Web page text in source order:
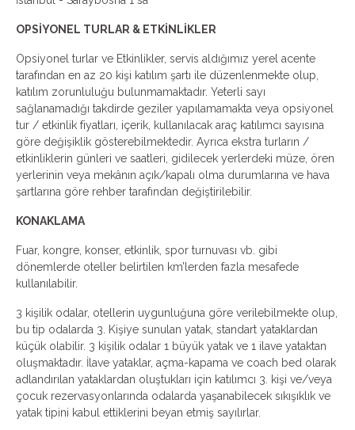
OPSİYONEL TURLAR & ETKİNLİKLER
Opsiyonel turlar ve Etkinlikler, servis aldığımız yerel acente
tarafından en az 20 kişi katılım şartı ile düzenlenmekte olup,
katılım zorunluluğu bulunmamaktadır. Yeterli sayı
sağlanamadığı takdirde geziler yapılamamakta veya opsiyonel
tur / etkinlik fiyatları, içerik, kullanılacak araç katılımcı sayısına
göre değişiklik gösterebilmektedir. Ayrıca ekstra turların /
etkinliklerin günleri ve saatleri, gidilecek yerlerdeki müze, ören
yerlerinin veya mekânın açık/kapalı olma durumlarına ve hava
şartlarına göre rehber tarafından değiştirilebilir.
KONAKLAMA
Fuar, kongre, konser, etkinlik, spor turnuvası vb. gibi
dönemlerde oteller belirtilen km’lerden fazla mesafede
kullanılabilir.
3 kişilik odalar, otellerin uygunluğuna göre verilebilmekte olup,
bu tip odalarda 3. Kişiye sunulan yatak, standart yataklardan
küçük olabilir. 3 kişilik odalar 1 büyük yatak ve 1 ilave yataktan
oluşmaktadır. İlave yataklar, açma-kapama ve coach bed olarak
adlandırılan yataklardan oluştukları için katılımcı 3. kişi ve/veya
çocuk rezervasyonlarında odalarda yaşanabilecek sıkışıklık ve
yatak tipini kabul ettiklerini beyan etmiş sayılırlar.